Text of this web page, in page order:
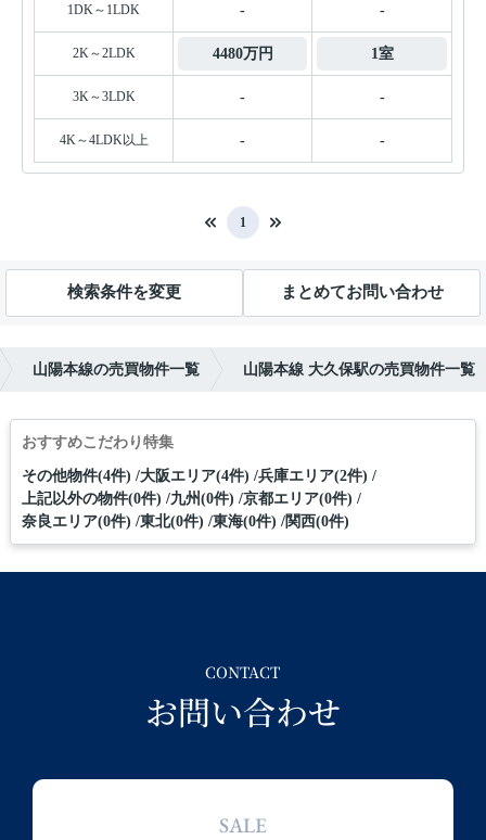
1DK～1LDK - -
2K～2LDK 4480万円 1室
3K～3LDK - -
4K～4LDK以上 - -
1
検索条件を変更 まとめてお問い合わせ
山陽本線の売買物件一覧 山陽本線 大久保駅の売買物件一覧
おすすめこだわり特集
その他物件(4件) 大阪エリア(4件) 兵庫エリア(2件)
上記以外の物件(0件) 九州(0件) 京都エリア(0件)
奈良エリア(0件) 東北(0件) 東海(0件) 関西(0件)
CONTACT
お問い合わせ
SALE